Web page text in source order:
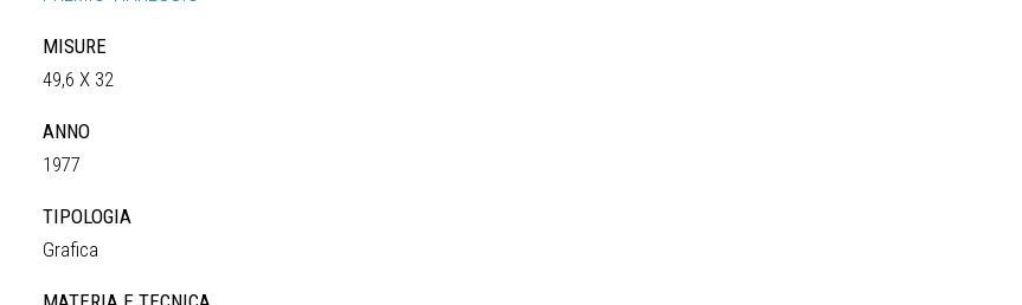
MISURE
49,6 X 32
ANNO
1977
TIPOLOGIA
Grafica